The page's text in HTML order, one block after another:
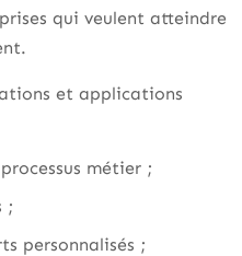
qui veulent atteindre
et applications
métier ;
;
personnalisés ;